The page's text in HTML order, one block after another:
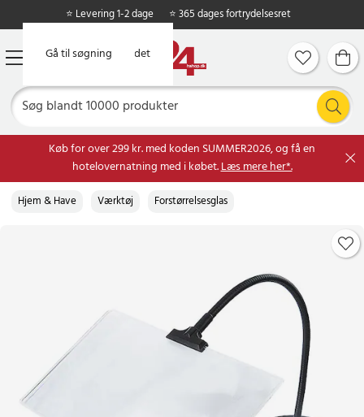
Gå til hovedindholdet
Gå til søgning
⭐ Levering 1-2 dage ⭐ 365 dages fortrydelsesret
Køb for over 299 kr. med koden SUMMER2026, og få en
hotelovernatning med i købet.Læs mere her*.
Hjem & Have Værktøj Forstørrelsesglas